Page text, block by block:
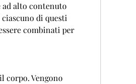
ad alto contenuto
di questi
combinati per
corpo. Vengono